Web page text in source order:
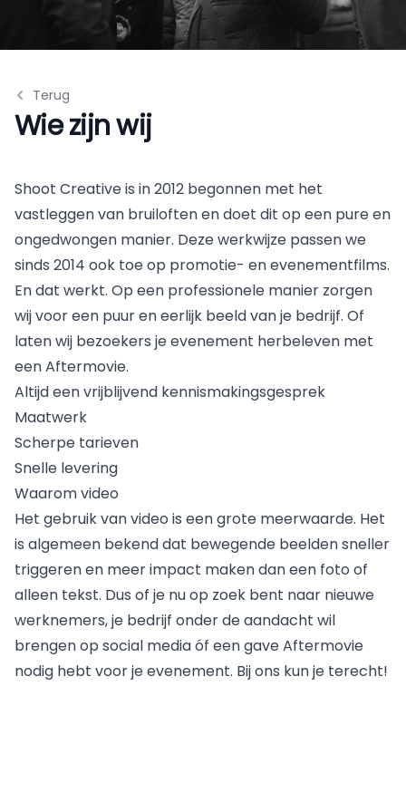
Terug
Wie zijn wij
Shoot Creative is in 2012 begonnen met het
vastleggen van bruiloften en doet dit op een pure en
ongedwongen manier. Deze werkwijze passen we
sinds 2014 ook toe op promotie- en evenementfilms.
En dat werkt. Op een professionele manier zorgen
wij voor een puur en eerlijk beeld van je bedrijf. Of
laten wij bezoekers je evenement herbeleven met
een Aftermovie.
Altijd een vrijblijvend kennismakingsgesprek
Maatwerk
Scherpe tarieven
Snelle levering
Waarom video
Het gebruik van video is een grote meerwaarde. Het
is algemeen bekend dat bewegende beelden sneller
triggeren en meer impact maken dan een foto of
alleen tekst. Dus of je nu op zoek bent naar nieuwe
werknemers, je bedrijf onder de aandacht wil
brengen op social media óf een gave Aftermovie
nodig hebt voor je evenement. Bij ons kun je terecht!